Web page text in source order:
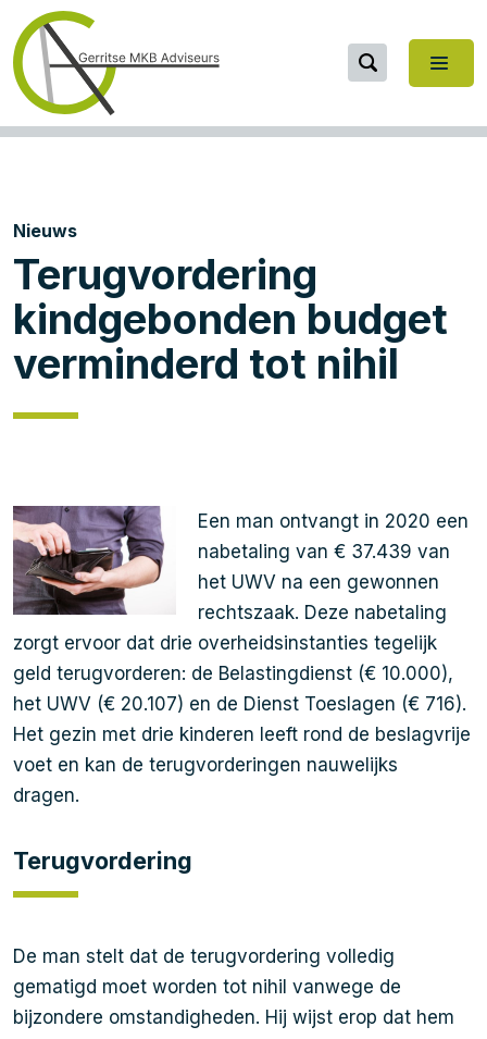
Nieuws
Terugvordering
kindgebonden budget
verminderd tot nihil
Een man ontvangt in 2020 een
nabetaling van € 37.439 van
het UWV na een gewonnen
rechtszaak. Deze nabetaling
zorgt ervoor dat drie overheidsinstanties tegelijk
geld terugvorderen: de Belastingdienst (€ 10.000),
het UWV (€ 20.107) en de Dienst Toeslagen (€ 716).
Het gezin met drie kinderen leeft rond de beslagvrije
voet en kan de terugvorderingen nauwelijks
dragen.
Terugvordering
De man stelt dat de terugvordering volledig
gematigd moet worden tot nihil vanwege de
bijzondere omstandigheden. Hij wijst erop dat hem